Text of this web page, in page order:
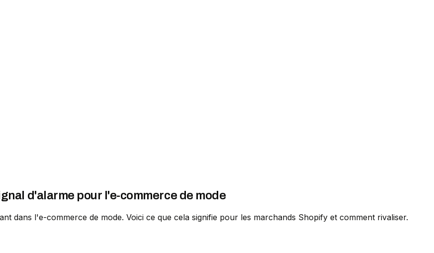
d'alarme pour l'e-commerce de mode
dans l'e-commerce de mode. Voici ce que cela signifie pour les marchands Shopify et comment rivaliser.